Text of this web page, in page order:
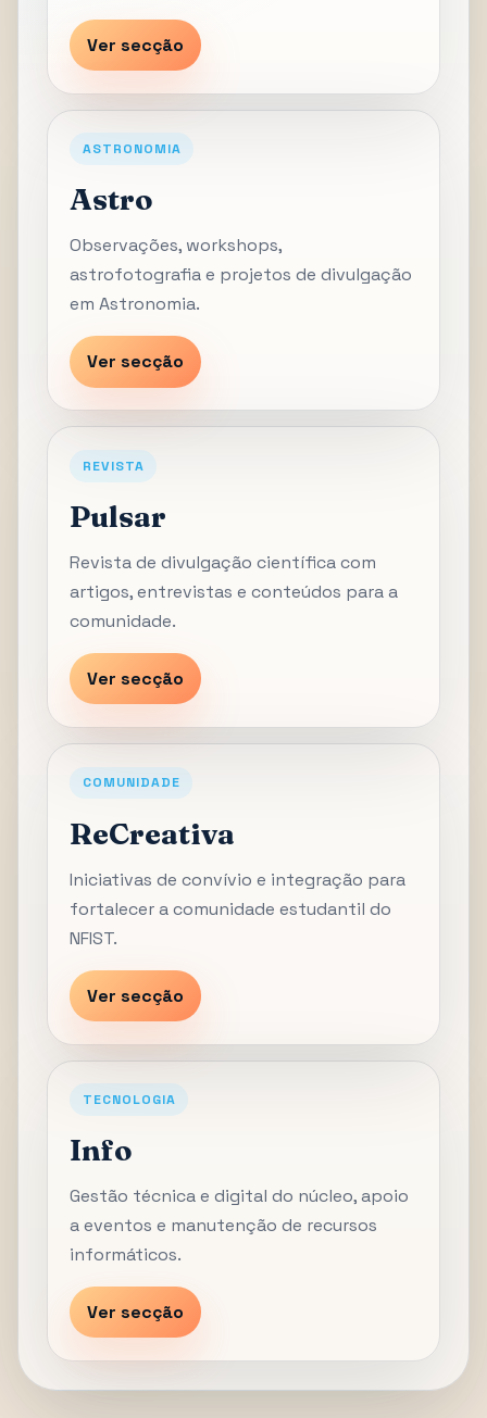
Ver secção
ASTRONOMIA
Astro
Observações, workshops,
astrofotografia e projetos de divulgação
em Astronomia.
Ver secção
REVISTA
Pulsar
Revista de divulgação científica com
artigos, entrevistas e conteúdos para a
comunidade.
Ver secção
COMUNIDADE
ReCreativa
Iniciativas de convívio e integração para
fortalecer a comunidade estudantil do
NFIST.
Ver secção
TECNOLOGIA
Info
Gestão técnica e digital do núcleo, apoio
a eventos e manutenção de recursos
informáticos.
Ver secção